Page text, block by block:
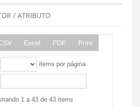
/ ATRIBUTO
Excel PDF Print
items por página
1 a 43 de 43 items